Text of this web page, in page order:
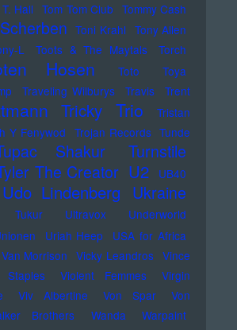
Hall Tom Tom Club Tommy Cash
Toni Krahl Tony Allen
L Toots & The Maytals
Torch
Hosen Toto
Toya
Traveling Wilburys Travis
Trent
Tricky Trio
Tristan
Y Fenywod Trojan Records Tunde
Shakur Turnstile
The Creator U2
UB40
Udo Lindenberg Ukraine
Tukur Ultravox Underworld
Uriah Heep
USA for Africa
Van Morrison Vicky Leandros Vince
Staples Violent Femmes
Virgin
Viv Albertine Von Spar
Von
Brothers Wanda Warpaint